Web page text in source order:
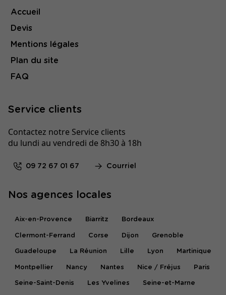
Accueil
Devis
Mentions légales
Plan du site
FAQ
Service clients
Contactez notre Service clients
du lundi au vendredi de 8h30 à 18h
09 72 67 01 67 Courriel
Nos agences locales
Aix-en-Provence Biarritz Bordeaux
Clermont-Ferrand Corse Dijon Grenoble
Guadeloupe La Réunion Lille Lyon Martinique
Montpellier Nancy Nantes Nice / Fréjus Paris
Seine-Saint-Denis Les Yvelines Seine-et-Marne